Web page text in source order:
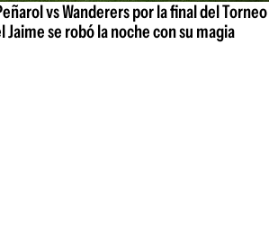
vs Wanderers por la final del Torneo
se robó la noche con su magia